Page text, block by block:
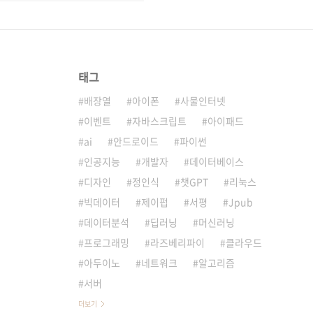
태그
배장열 아이폰
사물인터넷
이벤트
자바스크립트
아이패드
ai
안드로이드
파이썬
인공지능
개발자
데이터베이스
디자인
정인식 챗GPT
리눅스
빅데이터
제이펍 서평
Jpub
데이터분석
딥러닝
머신러닝
프로그래밍
라즈베리파이
클라우드
아두이노
네트워크
알고리즘
서버
더보기